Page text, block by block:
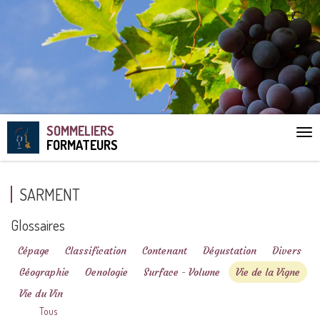
SOMMELIERS
FORMATEURS
SARMENT
Glossaires
Cépage Classification Contenant Dégustation
Divers
Géographie
Oenologie Surface - Volume
Vie de la Vigne
Vie du Vin
Tous